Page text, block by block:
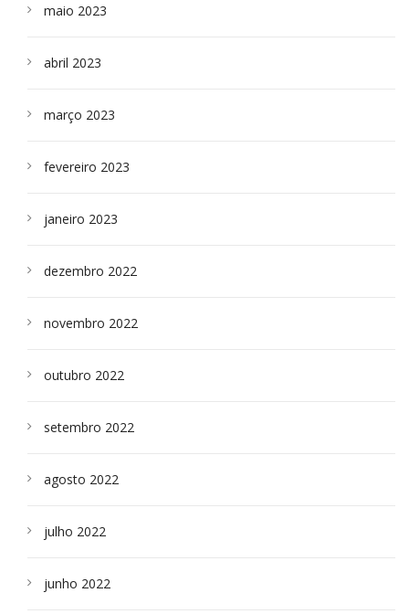
maio 2023
abril 2023
março 2023
fevereiro 2023
janeiro 2023
dezembro 2022
novembro 2022
outubro 2022
setembro 2022
agosto 2022
julho 2022
junho 2022